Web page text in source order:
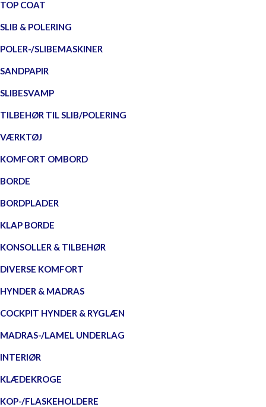
TOP COAT
SLIB & POLERING
POLER-/SLIBEMASKINER
SANDPAPIR
SLIBESVAMP
TILBEHØR TIL SLIB/POLERING
VÆRKTØJ
KOMFORT OMBORD
BORDE
BORDPLADER
KLAP BORDE
KONSOLLER & TILBEHØR
DIVERSE KOMFORT
HYNDER & MADRAS
COCKPIT HYNDER & RYGLÆN
MADRAS-/LAMEL UNDERLAG
INTERIØR
KLÆDEKROGE
KOP-/FLASKEHOLDERE